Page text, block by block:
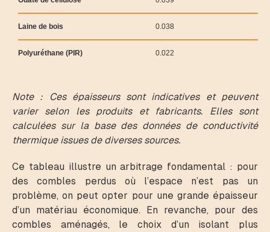
Laine de bois
Polyuréthane (PIR)
0.038
0.022
Note : Ces épaisseurs sont indicatives et peuvent
varier selon les produits et fabricants. Elles sont
calculées sur la base des données de conductivité
thermique issues de diverses sources.
Ce tableau illustre un arbitrage fondamental : pour
des combles perdus où l’espace n’est pas un
problème, on peut opter pour une grande épaisseur
d’un matériau économique. En revanche, pour des
combles aménagés, le choix d’un isolant plus